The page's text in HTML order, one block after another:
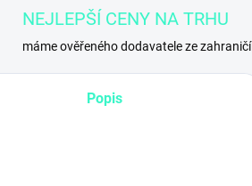
NEJLEPŠÍ CENY NA TRHU
máme ověřeného dodavatele ze zahraničí
Popis